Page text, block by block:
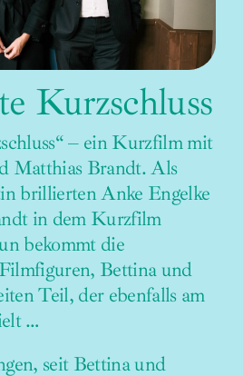
Kurzschluss
– ein Kurzfilm mit
Matthias Brandt. Als
brillierten Anke Engelke
in dem Kurzfilm
bekommt die
Bettina und
Teil, der ebenfalls am
…
seit Bettina und